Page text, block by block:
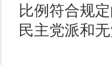
比例符合规
民主党派和